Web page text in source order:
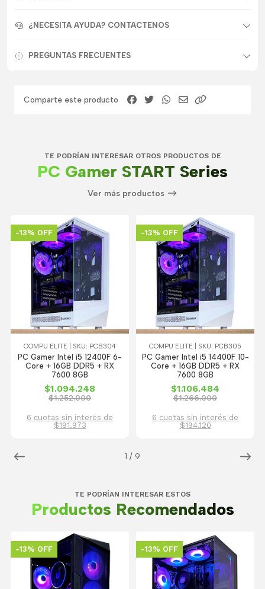
¿NECESITA AYUDA? CONTACTENOS
PREGUNTAS FRECUENTES
Comparte este producto
TE PODRÍAN INTERESAR OTROS PRODUCTOS DE
PC Gamer START Series
Ver más productos
1 / 9
-13% OFF
COMPU ELITE | SKU: PCB304
PC Gamer Intel i5 12400F 6-
Core + 16GB DDR5 + RX
7600 8GB
$1.094.248
$1.252.000
6 cuotas sin interés de
$191.973
-13% OFF
COMPU ELITE | SKU: PCB305
PC Gamer Intel i5 14400F 10-
Core + 16GB DDR5 + RX
7600 8GB
$1.106.484
$1.266.000
6 cuotas sin interés de
$194.120
TE PODRÍAN INTERESAR ESTOS
Productos Recomendados
-13% OFF -13% OFF